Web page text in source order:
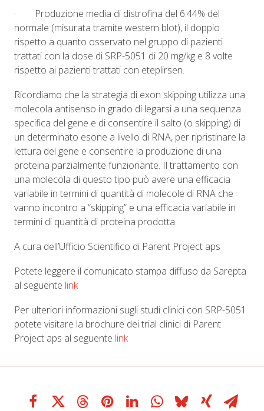
· Produzione media di distrofina del 6.44% del
normale (misurata tramite western blot), il doppio
rispetto a quanto osservato nel gruppo di pazienti
trattati con la dose di SRP-5051 di 20 mg/kg e 8 volte
rispetto ai pazienti trattati con eteplirsen.
Ricordiamo che la strategia di exon skipping utilizza una
molecola antisenso in grado di legarsi a una sequenza
specifica del gene e di consentire il salto (o skipping) di
un determinato esone a livello di RNA, per ripristinare la
lettura del gene e consentire la produzione di una
proteina parzialmente funzionante. Il trattamento con
una molecola di questo tipo può avere una efficacia
variabile in termini di quantità di molecole di RNA che
vanno incontro a “skipping” e una efficacia variabile in
termini di quantità di proteina prodotta.
A cura dell’Ufficio Scientifico di Parent Project aps
Potete leggere il comunicato stampa diffuso da Sarepta
al seguente link
Per ulteriori informazioni sugli studi clinici con SRP-5051
potete visitare la brochure dei trial clinici di Parent
Project aps al seguente link